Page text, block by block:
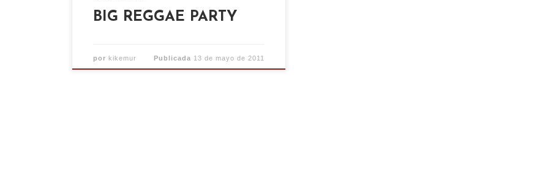
BIG REGGAE PARTY
por kikemur Publicada 13 de mayo de 2011